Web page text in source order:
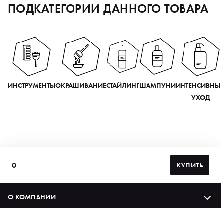
ПОДКАТЕГОРИИ ДАННОГО ТОВАРА
ИНСТРУМЕНТЫОКРАШИВАНИЕСТАЙЛИНГШАМПУНИ
УХОД
0 КУПИТЬ
О КОМПАНИИ